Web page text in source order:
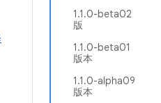
1.1.0-beta02
版
1.1.0-beta01
版本
1.1.0-alpha09
版本